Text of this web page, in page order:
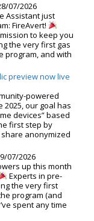
07/2026
Assistant just
FireAvert!
to keep you
the very first gas
program, and with
preview now live
powered
our goal has
devices” based
first step by
anonymized
07/2026
up this month
Experts in pre-
the very first
program (and
spent any time